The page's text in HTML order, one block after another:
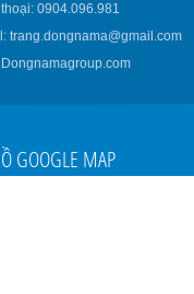
0904.096.981
trang.dongnama@gmail.com
GOOGLE MAP